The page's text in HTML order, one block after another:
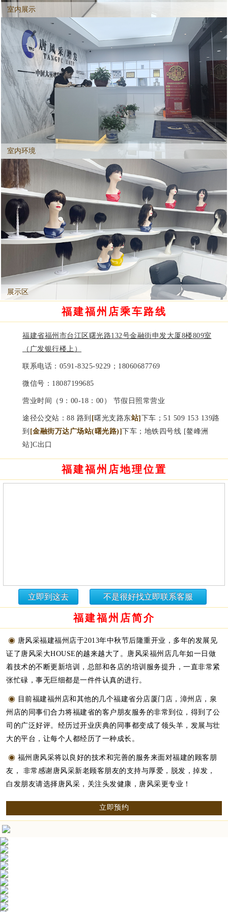
室内展示
室内环境
展示区
福建福州店乘车路线
福建省福州市台江区曙光路132号金融街申发大厦8楼809室
（广发银行楼上）
联系电话： 0591-8325-9229；18060687769
微信号： 18087199685
营业时间（9：00-18：00） 节假日照常营业
途径公交站：88 路到 [曙光支路东站] 下车；51 509 153 139路
到 [金融街万达广场站(曙光路)] 下车；地铁四号线 [鳌峰洲
站]C出口
福建福州店地理位置
立即到这去 不是很好找立即联系客服
福建福州店简介
◉ 唐风采福建福州店于2013年中秋节后隆重开业，多年的发展见
证了唐风采大HOUSE的越来越大了。唐风采福州店几年如一日做
着技术的不断更新培训，总部和各店的培训服务提升，一直非常紧
张忙碌，事无巨细都是一件件认真的进行。
◉ 目前福建福州店和其他的几个福建省分店厦门店，漳州店，泉
州店的同事们合力将福建省的客户朋友服务的非常到位，得到了公
司的广泛好评。经历过开业庆典的同事都变成了领头羊，发展与壮
大的平台，让每个人都经历了一种成长。
◉ 福州唐风采将以良好的技术和完善的服务来面对福建的顾客朋
友， 非常感谢唐风采新老顾客朋友的支持与厚爱，脱发，掉发，
白发朋友请选择唐风采，关注头发健康，唐风采更专业！
立即预约